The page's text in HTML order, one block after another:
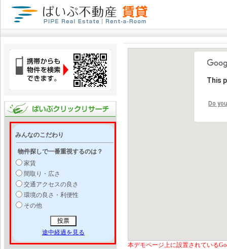
みんなのこだわり
物件探しで一番重視するのは？
家賃
間取り・広さ
交通アクセスの良さ
環境の良さ・利便性
その他
途中経過を見る
This
Do
本デモページ上に設置されている